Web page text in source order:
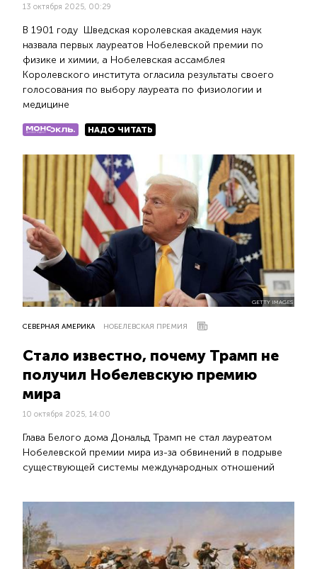
13 октября 2025, 00:29
В 1901 году Шведская королевская академия наук
назвала первых лауреатов Нобелевской премии по
физике и химии, а Нобелевская ассамблея
Королевского института огласила результаты своего
голосования по выбору лауреата по физиологии и
медицине
НАДО ЧИТАТЬ
СЕВЕРНАЯ АМЕРИКА НОБЕЛЕВСКАЯ ПРЕМИЯ
Стало известно, почему Трамп не
получил Нобелевскую премию
мира
10 октября 2025, 14:00
Глава Белого дома Дональд Трамп не стал лауреатом
Нобелевской премии мира из-за обвинений в подрыве
существующей системы международных отношений
GETTY IMAGES